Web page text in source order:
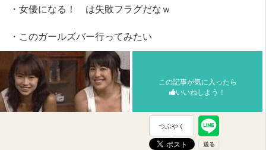
・女優になる！ は失敗フラグだなｗ
・このガールズバー行ってみたい
この記事が気に入ったら
いいねしよう！
つぶやく